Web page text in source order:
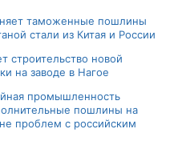
таможенные пошлины
стали из Китая и России
строительство новой
на заводе в Нагое
промышленность
пошлины на
проблем с российским